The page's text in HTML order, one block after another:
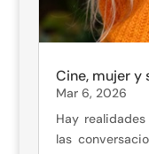
Cine, mujer y
Mar 6, 2026
Hay
las